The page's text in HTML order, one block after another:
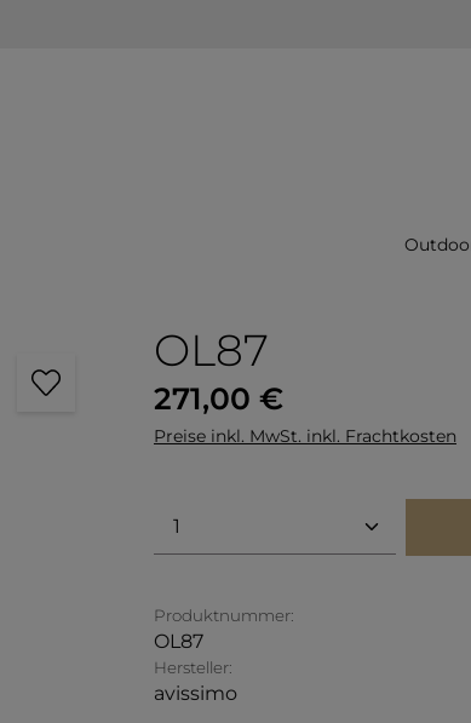
OL87
Regulärer Preis:
271,00 €
Preise inkl. MwSt. inkl. Frachtkosten
Produkt Anzahl:
Produktnummer:
OL87
Hersteller:
avissimo